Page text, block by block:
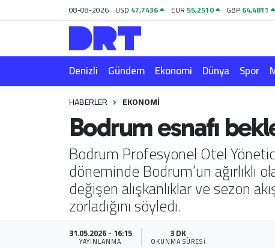
08-08-2026 USD 47,7436 EUR55,2510 GBP64,4811
Denizli Gündem Ekonomi Dünya Spor
HABERLER EKONOMI
Bodrum esnafı
Bodrum Profesyonel Otel
döneminde Bodrum’un ağırlıklı
değişen alışkanlıklar ve sezon
zorladığını söyledi.
31.05.2026 - 16:15
YAYINLANMA
3 DK
OKUNMA SÜRESI
Gündem
Ekonomi
Magazin
Teknoloji
Hava Durumu
Trafik Durumu
Puan Durumu ve Fikstür
Tüm Manşetler
Son Dakika Haberleri
Haber Arşivi